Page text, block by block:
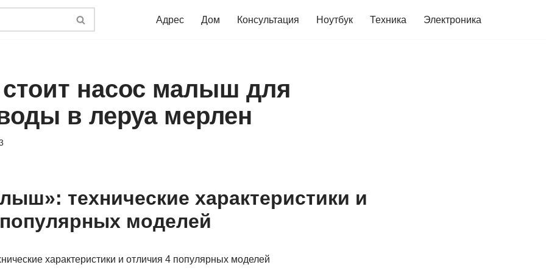
Адрес Дом Консультация Ноутбук Техника Электроника
насос малыш для
в леруа мерлен
технические характеристики и
моделей